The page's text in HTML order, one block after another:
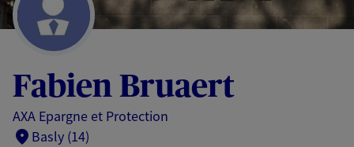
page
Fabien Bruaert
AXA Epargne et Protection
Basly (14)